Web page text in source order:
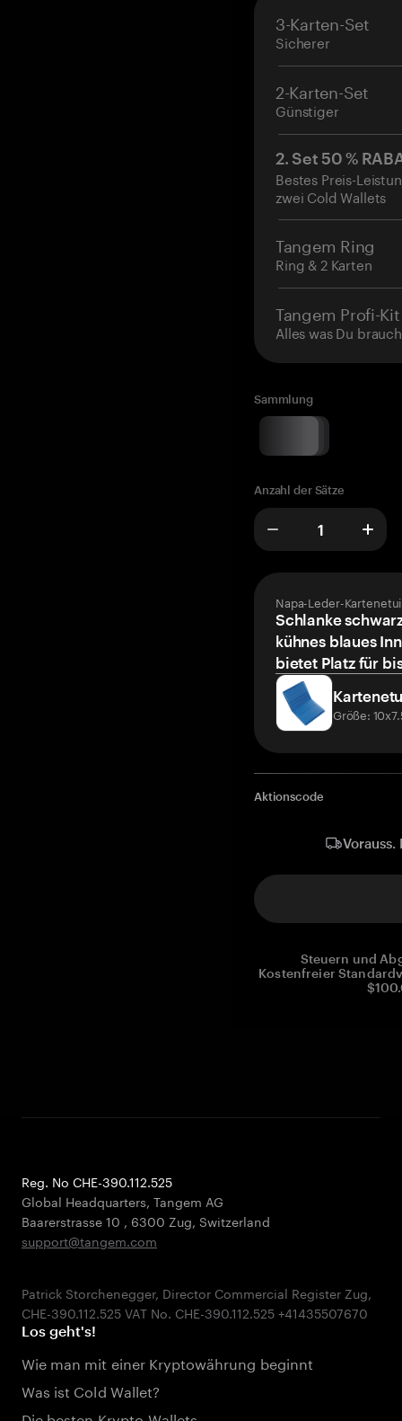
3-Karten-Set
Sicherer
2-Karten-Set
Günstiger
2. Set 50 %
Bestes Preis-
zwei Cold Wallets
Tangem Ring
Ring & 2 Karten
Tangem Profi-Kit
Alles was Du
Sammlung
Anzahl der Sätze
Napa-Leder-
Schlanke
kühnes blaues
bietet Platz für
Größe:
Aktionscode
Steuern und
Kostenfreier
Reg. No CHE-390.112.525
Global Headquarters, Tangem AG
Baarerstrasse 10 , 6300 Zug, Switzerland
support@tangem.com
Patrick Storchenegger, Director Commercial Register Zug,
Los geht's!
Wie man mit einer Kryptowährung beginnt
Was ist Cold Wallet?